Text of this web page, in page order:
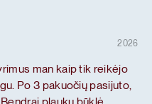
2026
man kaip tik reikėjo
Po 3 pakuočių pasijuto,